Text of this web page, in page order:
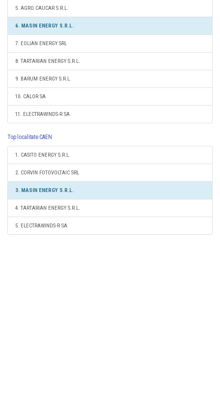
5. AGRO CAUCAR S.R.L.
6. MASIN ENERGY S.R.L.
7. EOLIAN ENERGY SRL
8. TARTARIAN ENERGY S.R.L.
9. BARUM ENERGY S.R.L.
10. CALOR SA
11. ELECTRAWINDS-R SA
Top localitate CAEN
1. CASITO ENERGY S.R.L.
2. CORVIN FOTOVOLTAIC SRL
3. MASIN ENERGY S.R.L.
4. TARTARIAN ENERGY S.R.L.
5. ELECTRAWINDS-R SA